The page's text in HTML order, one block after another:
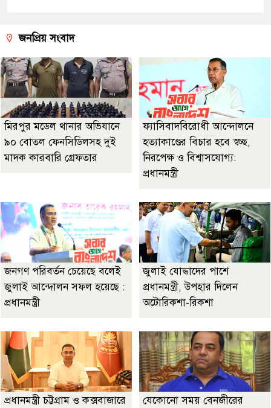
জনপ্রিয় সংবাদ
মিরপুর মডেল থানার অভিযানে
৯০ বোতল ফেনসিডিলসহ দুই
মাদক কারবারি গ্রেফতার
ফ্যাসিবাদবিরোধী আন্দোলনে
হত্যাকাণ্ডের বিচার হবে স্বচ্ছ,
নিরপেক্ষ ও বিশ্বাসযোগ্য:
প্রধানমন্ত্রী
জনগণ পরিবর্তন চেয়েছে বলেই
জুলাই আন্দোলন সফল হয়েছে :
প্রধানমন্ত্রী
জুলাই যোদ্ধাদের পাশে
প্রধানমন্ত্রী, উপহার দিলেন
অটোরিকশা-রিকশা
প্রধানমন্ত্রী চট্টগ্রাম ও কক্সবাজারে
যেকোনো সময় বেনজীরের